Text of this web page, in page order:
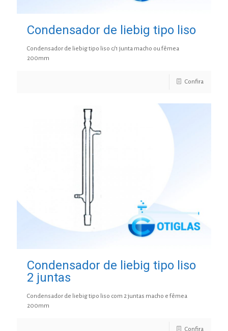
Condensador de liebig tipo liso
Condensador de liebig tipo liso c/1 junta macho ou fêmea
200mm
Confira
Condensador de liebig tipo liso
2 juntas
Condensador de liebig tipo liso com 2 juntas macho e fêmea
200mm
Confira